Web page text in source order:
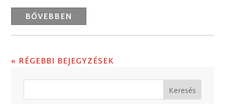
BŐVEBBEN
« RÉGEBBI BEJEGYZÉSEK